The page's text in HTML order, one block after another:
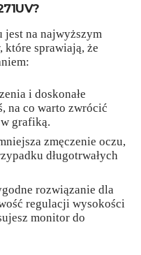
jest na najwyższym
które sprawiają, że
i doskonałe
na co warto zwrócić
grafiką.
zmęczenie oczu,
długotrwałych
rozwiązanie dla
regulacji wysokości
monitor do